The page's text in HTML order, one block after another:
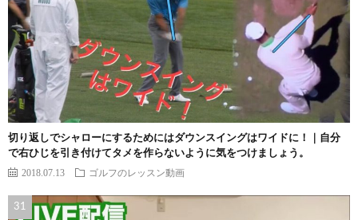
切り返しでシャローにするためにはダウンスイングはワイドに！｜自分
で右ひじを引き付けてタメを作らないように気をつけましょう。
2018.07.13 ゴルフのレッスン動画